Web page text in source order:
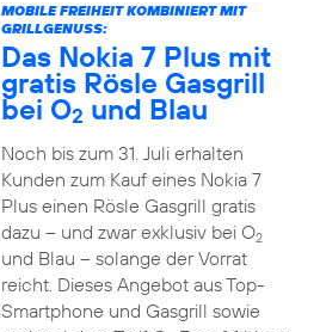
MOBILE FREIHEIT KOMBINIERT MIT
GRILLGENUSS:
Das Nokia 7 Plus mit
gratis Rösle Gasgrill
bei O2 und Blau
Noch bis zum 31. Juli erhalten
Kunden zum Kauf eines Nokia 7
Plus einen Rösle Gasgrill gratis
dazu – und zwar exklusiv bei O2
und Blau – solange der Vorrat
reicht. Dieses Angebot aus Top-
Smartphone und Gasgrill sowie